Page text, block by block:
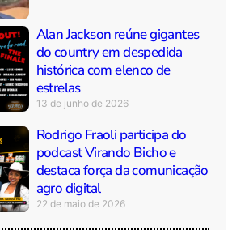
Alan Jackson reúne gigantes
do country em despedida
histórica com elenco de
estrelas
13 de junho de 2026
Rodrigo Fraoli participa do
podcast Virando Bicho e
destaca força da comunicação
agro digital
22 de maio de 2026